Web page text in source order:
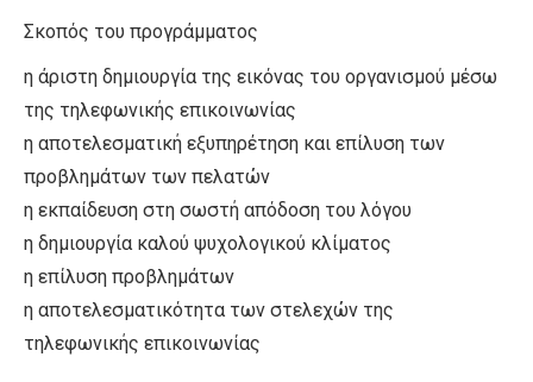
Σκοπός του προγράμματος
η άριστη δημιουργία της εικόνας του οργανισμού μέσω
της τηλεφωνικής επικοινωνίας
η αποτελεσματική εξυπηρέτηση και επίλυση των
προβλημάτων των πελατών
η εκπαίδευση στη σωστή απόδοση του λόγου
η δημιουργία καλού ψυχολογικού κλίματος
η επίλυση προβλημάτων
η αποτελεσματικότητα των στελεχών της
τηλεφωνικής επικοινωνίας